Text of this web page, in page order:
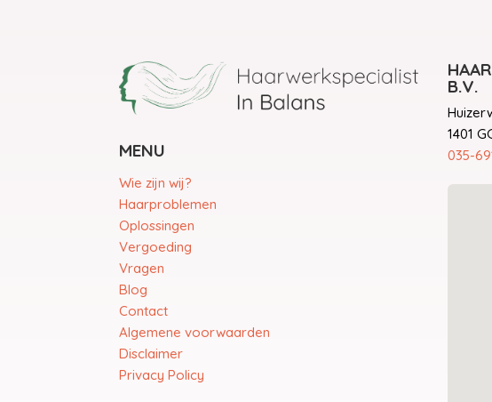
MENU
Wie zijn wij?
Haarproblemen
Oplossingen
Vergoeding
Vragen
Blog
Contact
Algemene voorwaarden
Disclaimer
Privacy Policy
B.V.
1401
035-